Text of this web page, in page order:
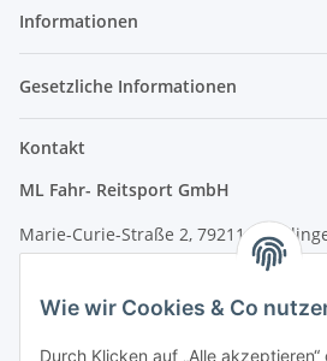
Wie wir Cookies & Co
Durch Klicken auf „Alle
Informationen
Gesetzliche Informationen
Kontakt
ML Fahr- Reitsport GmbH
Marie-Curie-Straße 2, 79211
Tel.: 07666/9378060 (Mo-Fr 9-16 Uhr)
info@fahr-reitsport.de